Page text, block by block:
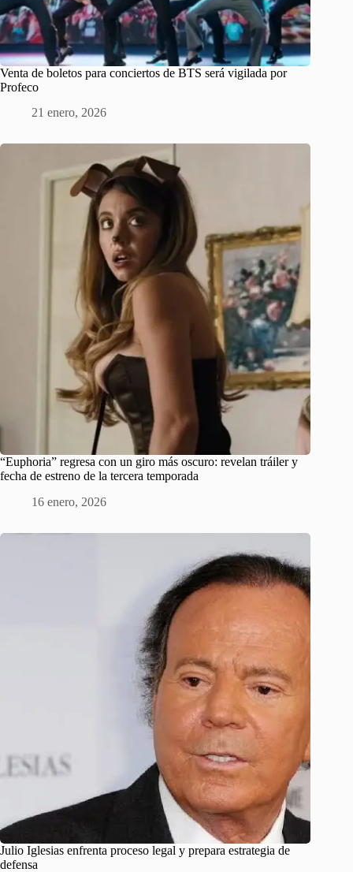
Venta de boletos para conciertos de BTS será vigilada por
Profeco
21 enero, 2026
“Euphoria” regresa con un giro más oscuro: revelan tráiler y
fecha de estreno de la tercera temporada
16 enero, 2026
Julio Iglesias enfrenta proceso legal y prepara estrategia de
defensa